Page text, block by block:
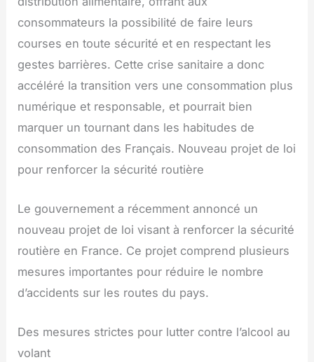
consommateurs la possibilité de faire leurs
courses en toute sécurité et en respectant les
gestes barrières. Cette crise sanitaire a donc
accéléré la transition vers une consommation plus
numérique et responsable, et pourrait bien
marquer un tournant dans les habitudes de
consommation des Français. Nouveau projet de loi
pour renforcer la sécurité routière
Le gouvernement a récemment annoncé un
nouveau projet de loi visant à renforcer la sécurité
routière en France. Ce projet comprend plusieurs
mesures importantes pour réduire le nombre
d’accidents sur les routes du pays.
Des mesures strictes pour lutter contre l’alcool au
volant